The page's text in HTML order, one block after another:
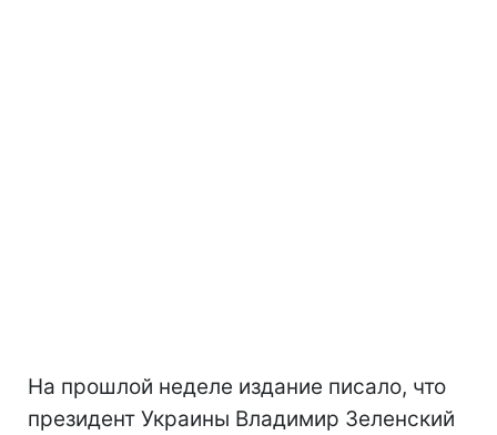
На прошлой неделе издание писало, что
президент Украины Владимир Зеленский